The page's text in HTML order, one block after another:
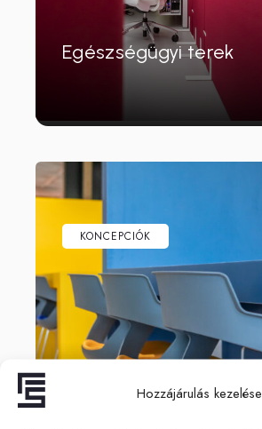
Hozzájárulás kezelése
Egészségügyi terek
KONCEPCIÓK